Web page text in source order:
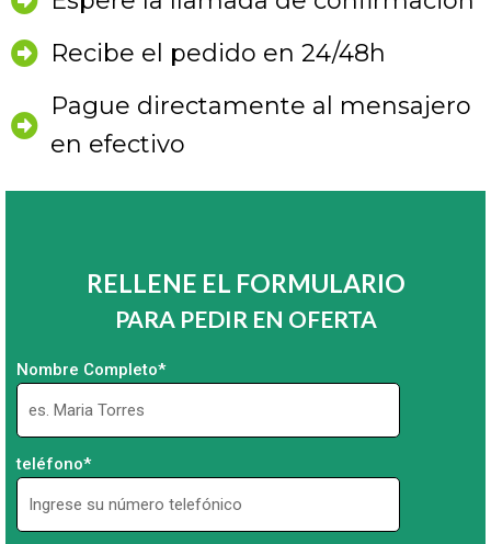
Recibe el pedido en 24/48h
Pague directamente al mensajero
en efectivo
RELLENE EL FORMULARIO
PARA PEDIR EN OFERTA
Nombre Completo*
teléfono*